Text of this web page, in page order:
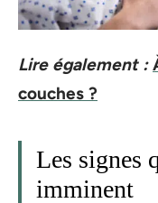
Lire également :
couches ?
Les signes
imminent